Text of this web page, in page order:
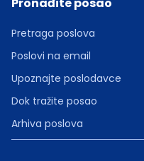
Pretraga poslova
Poslovi na email
Upoznajte poslodavce
Dok tražite posao
Arhiva poslova